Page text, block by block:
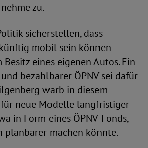
zu.
sicherstellen, dass
mobil sein können –
eines eigenen Autos. Ein
bezahlbarer ÖPNV sei dafür
warb in diesem
neue Modelle langfristiger
in Form eines ÖPNV-Fonds,
planbarer machen könnte.